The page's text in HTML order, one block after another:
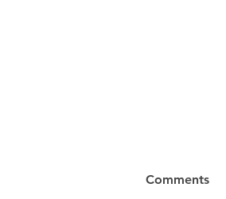
Comments